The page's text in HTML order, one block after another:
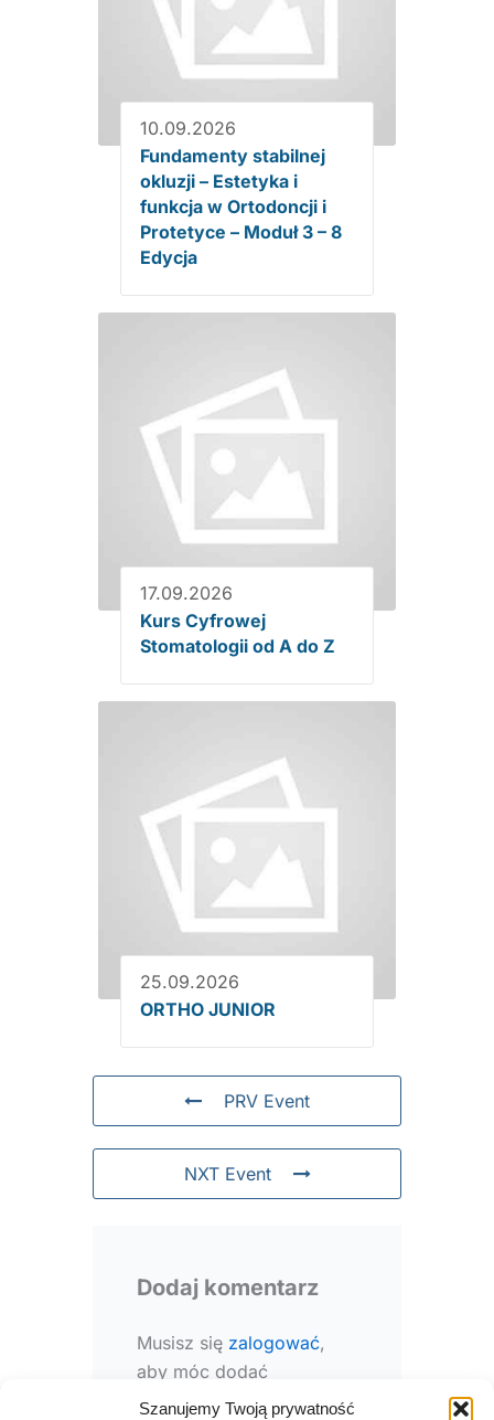
Szanujemy Twoją prywatność
10.09.2026
Fundamenty stabilnej
okluzji – Estetyka i
funkcja w Ortodoncji i
Protetyce – Moduł 3 – 8
Edycja
17.09.2026
Kurs Cyfrowej
Stomatologii od A do Z
25.09.2026
ORTHO JUNIOR
PRV Event
NXT Event
Dodaj komentarz
Musisz się zalogować,
aby móc dodać
komentarz.